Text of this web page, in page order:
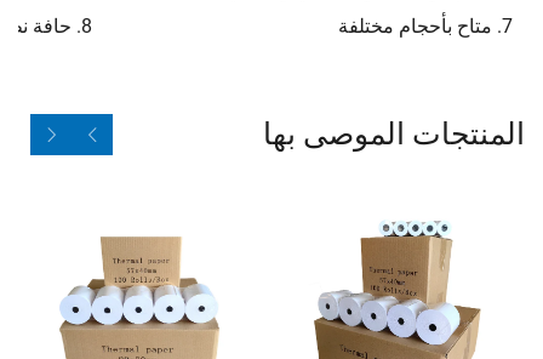
7. متاح بأحجام مختلفة
8. حافة نظيفة
المنتجات الموصى بها